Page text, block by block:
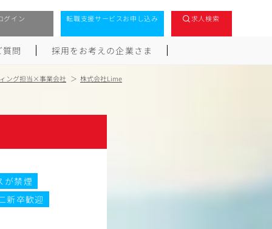
グイン 転職支援サービスお申し込み 求人検索
問 採用をお考えの企業さま
ング担当×事業会社 株式会社Lime
が禁煙
新卒歓迎